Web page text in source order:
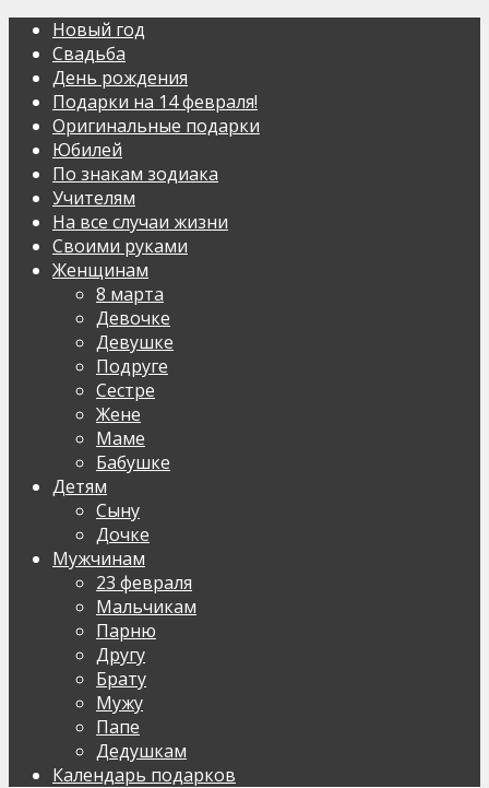
Новый год
Свадьба
День рождения
Подарки на 14 февраля!
Оригинальные подарки
Юбилей
По знакам зодиака
Учителям
На все случаи жизни
Своими руками
Женщинам
8 марта
Девочке
Девушке
Подруге
Сестре
Жене
Маме
Бабушке
Детям
Сыну
Дочке
Мужчинам
23 февраля
Мальчикам
Парню
Другу
Брату
Мужу
Папе
Дедушкам
Календарь подарков